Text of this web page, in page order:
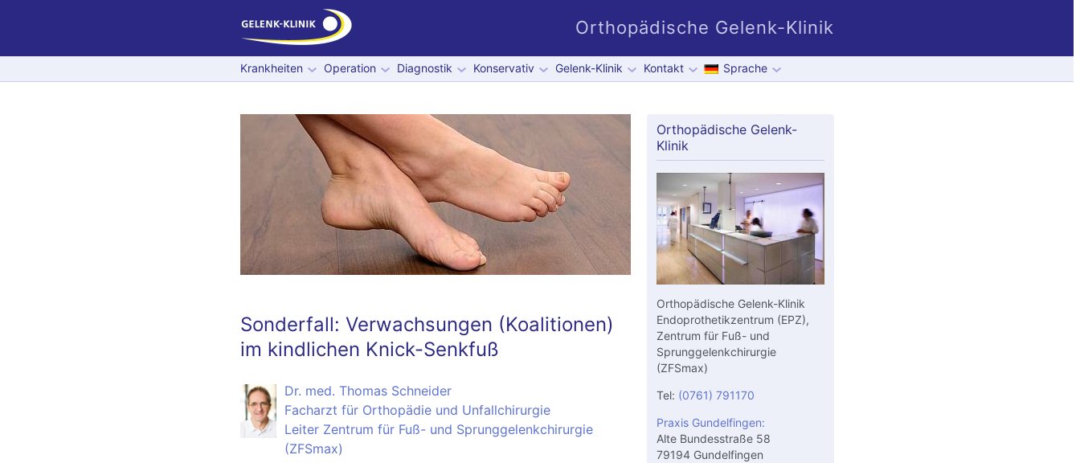
Orthopädische Gelenk-Klinik
Krankheiten Operation Diagnostik Konservativ Gelenk-Klinik Kontakt Sprache
Sonderfall: Verwachsungen (Koalitionen)
im kindlichen Knick-Senkfuß
Dr. med. Thomas Schneider
Facharzt für Orthopädie und Unfallchirurgie
Leiter Zentrum für Fuß- und Sprunggelenkchirurgie
(ZFSmax)
Orthopädische Gelenk-
Klinik
Orthopädische Gelenk-Klinik
Endoprothetikzentrum (EPZ),
Zentrum für Fuß- und
Sprunggelenkchirurgie
(ZFSmax)
Tel: (0761) 791170
Praxis Gundelfingen:
Alte Bundesstraße 58
79194 Gundelfingen